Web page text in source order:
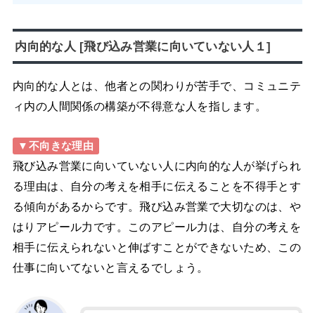
内向的な人 [飛び込み営業に向いていない人１]
内向的な人とは、他者との関わりが苦手で、コミュニテ
ィ内の人間関係の構築が不得意な人を指します。
▼不向きな理由
飛び込み営業に向いていない人に内向的な人が挙げられ
る理由は、自分の考えを相手に伝えることを不得手とす
る傾向があるからです。飛び込み営業で大切なのは、や
はりアピール力です。このアピール力は、自分の考えを
相手に伝えられないと伸ばすことができないため、この
仕事に向いてないと言えるでしょう。